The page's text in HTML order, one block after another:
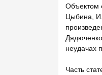
Объектом
Цыбина,
неудачах
Часть